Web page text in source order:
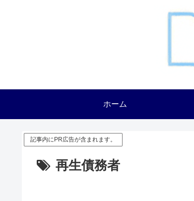
ホーム
記事内にPR広告が含まれます。
再生債務者